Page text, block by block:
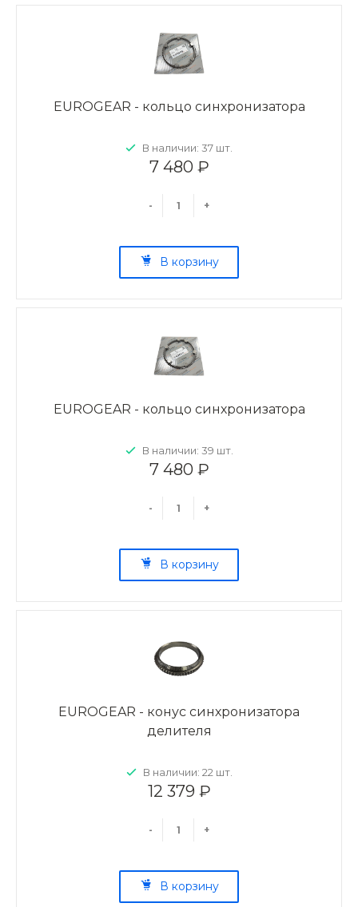
EUROGEAR - кольцо синхронизатора
В наличии: 37 шт.
7 480 ₽
- +
В корзину
EUROGEAR - кольцо синхронизатора
В наличии: 39 шт.
7 480 ₽
- +
В корзину
EUROGEAR - конус синхронизатора
делителя
В наличии: 22 шт.
12 379 ₽
- +
В корзину